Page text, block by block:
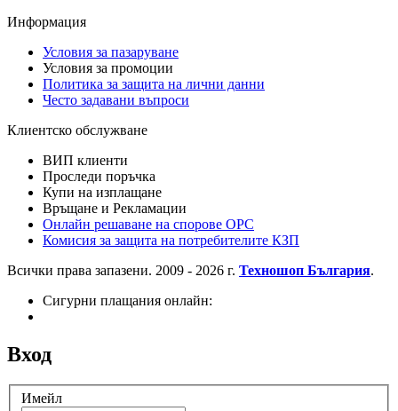
Информация
Условия за пазаруване
Условия за промоции
Политика за защита на лични данни
Често задавани въпроси
Клиентско обслужване
ВИП клиенти
Проследи поръчка
Купи на изплащане
Връщане и Рекламации
Онлайн решаване на спорове OPC
Комисия за защита на потребителите КЗП
Всички права запазени. 2009 - 2026 г. Техношоп България.
Сигурни плащания онлайн:
Вход
Имейл